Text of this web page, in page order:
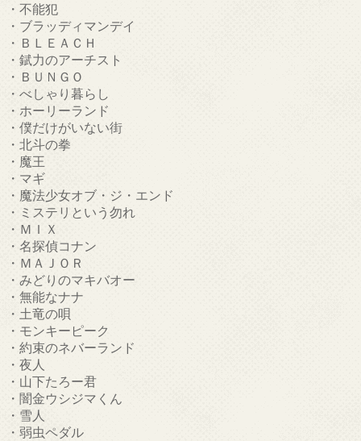
・不能犯
・ブラッディマンデイ
・ＢＬＥＡＣＨ
・錻力のアーチスト
・ＢＵＮＧＯ
・べしゃり暮らし
・ホーリーランド
・僕だけがいない街
・北斗の拳
・魔王
・マギ
・魔法少女オブ・ジ・エンド
・ミステリという勿れ
・ＭＩＸ
・名探偵コナン
・ＭＡＪＯＲ
・みどりのマキバオー
・無能なナナ
・土竜の唄
・モンキーピーク
・約束のネバーランド
・夜人
・山下たろー君
・闇金ウシジマくん
・雪人
・弱虫ペダル